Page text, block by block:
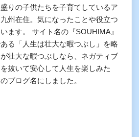
りの子供たちを子育てしているア
州在住。気になったことや役立つ
ます。 サイト名の『SOUHIMA』
る「人生は壮大な暇つぶし」を略
壮大な暇つぶしなら、ネガティブ
抜いて安心して人生を楽しみた
ブログ名にしました。